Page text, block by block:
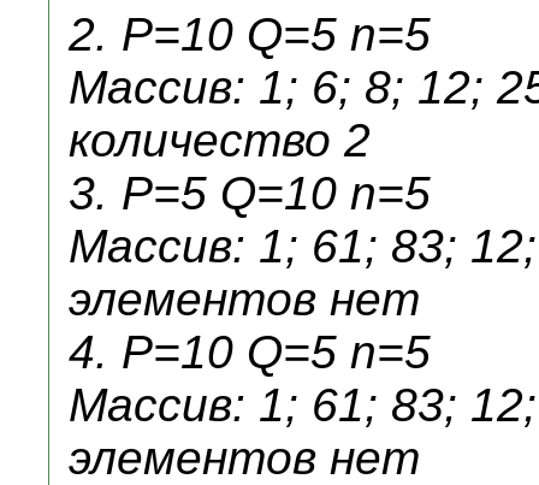
2. P=10 Q=5 n=5
Массив: 1; 6; 8; 12;
количество 2
3. P=5 Q=10 n=5
Массив: 1; 61; 83;
элементов нет
4. P=10 Q=5 n=5
Массив: 1; 61; 83;
элементов нет